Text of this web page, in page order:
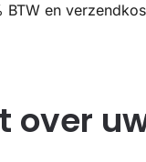
en
over